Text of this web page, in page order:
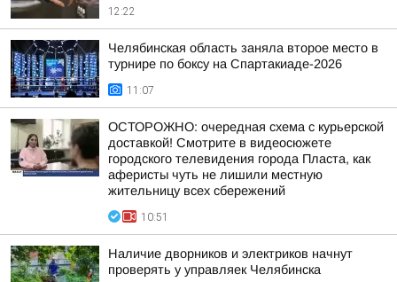
12:22
Челябинская область заняла второе место в
турнире по боксу на Спартакиаде-2026
11:07
ОСТОРОЖНО: очередная схема с курьерской
доставкой! Смотрите в видеосюжете
городского телевидения города Пласта, как
аферисты чуть не лишили местную
жительницу всех сбережений
10:51
Наличие дворников и электриков начнут
проверять у управляек Челябинска